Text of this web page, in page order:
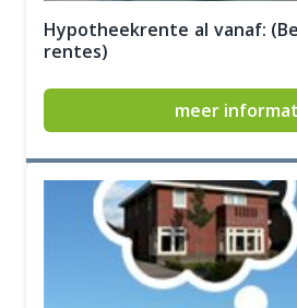
Hypotheekrente al vanaf:
rentes)
meer